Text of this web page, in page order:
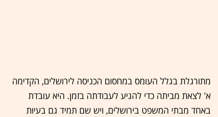
מתורגלת בגלל העומס במחסום הכניסה לירושלים, הקדימה
א' לצאת מביתה כדי להגיע לעבודתה בזמן. היא עובדת
באחד מבתי המשפט בירושלים, ויש שם תמיד גם בעיות